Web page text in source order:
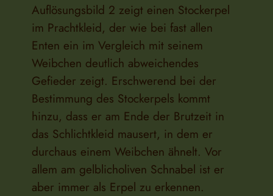
Auflösungsbild 2 zeigt einen Stockerpel
im Prachtkleid, der wie bei fast allen
Enten ein im Vergleich mit seinem
Weibchen deutlich abweichendes
Gefieder zeigt. Erschwerend bei der
Bestimmung des Stockerpels kommt
hinzu, dass er am Ende der Brutzeit in
das Schlichtkleid mausert, in dem er
durchaus einem Weibchen ähnelt. Vor
allem am gelblicholiven Schnabel ist er
aber immer als Erpel zu erkennen.